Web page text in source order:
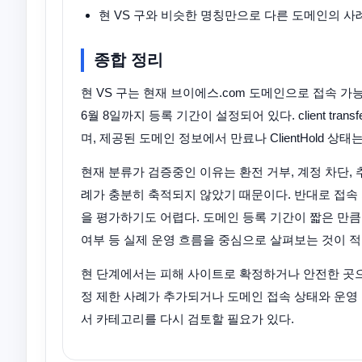
현 VS 구와 비슷한 명칭만으로 다른 도메인의
종합 정리
현 VS 구는 현재 브이에스.com 도메인으로 접속 가
6월 8일까지 등록 기간이 설정되어 있다. client
며, 제공된 도메인 정보에서 만료나 ClientHold 상태
현재 분류가 검증중인 이유는 환전 거부, 계정 차단,
례가 충분히 축적되지 않았기 때문이다. 반대로 접
을 평가하기도 어렵다. 도메인 등록 기간이 짧은 만
여부 등 실제 운영 흐름을 중심으로 살펴보는 것이
현 단계에서는 피해 사이트로 확정하거나 안전한
정 제한 사례가 추가되거나 도메인 접속 상태와 운
서 카테고리를 다시 검토할 필요가 있다.